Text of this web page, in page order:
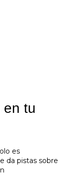
en tu
es
da pistas sobre